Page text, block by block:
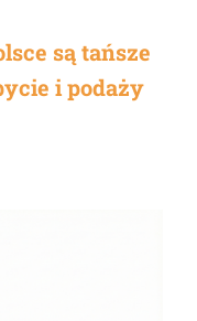
są tańsze
i podaży